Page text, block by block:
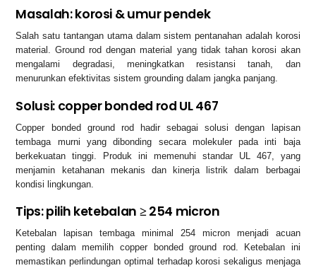
Masalah: korosi & umur pendek
Salah satu tantangan utama dalam sistem pentanahan adalah korosi
material. Ground rod dengan material yang tidak tahan korosi akan
mengalami degradasi, meningkatkan resistansi tanah, dan
menurunkan efektivitas sistem grounding dalam jangka panjang.
Solusi: copper bonded rod UL 467
Copper bonded ground rod hadir sebagai solusi dengan lapisan
tembaga murni yang dibonding secara molekuler pada inti baja
berkekuatan tinggi. Produk ini memenuhi standar UL 467, yang
menjamin ketahanan mekanis dan kinerja listrik dalam berbagai
kondisi lingkungan.
Tips: pilih ketebalan ≥ 254 micron
Ketebalan lapisan tembaga minimal 254 micron menjadi acuan
penting dalam memilih copper bonded ground rod. Ketebalan ini
memastikan perlindungan optimal terhadap korosi sekaligus menjaga